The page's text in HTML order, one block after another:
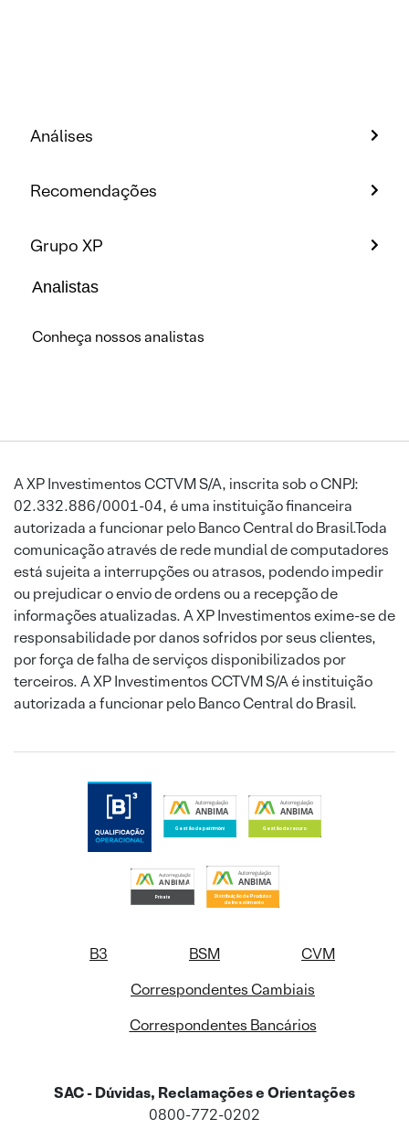
Análises
Recomendações
Grupo XP
Analistas
Conheça nossos analistas
A XP Investimentos CCTVM S/A, inscrita sob o CNPJ:
02.332.886/0001-04, é uma instituição financeira
autorizada a funcionar pelo Banco Central do Brasil.Toda
comunicação através de rede mundial de computadores
está sujeita a interrupções ou atrasos, podendo impedir
ou prejudicar o envio de ordens ou a recepção de
informações atualizadas. A XP Investimentos exime-se de
responsabilidade por danos sofridos por seus clientes,
por força de falha de serviços disponibilizados por
terceiros. A XP Investimentos CCTVM S/A é instituição
autorizada a funcionar pelo Banco Central do Brasil.
B3 BSM
CVM
Correspondentes Cambiais
Correspondentes Bancários
SAC - Dúvidas, Reclamações e Orientações
0800-772-0202